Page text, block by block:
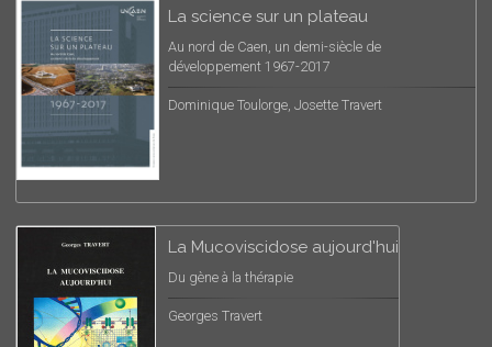
La science sur un plateau
Au nord de Caen, un demi-siècle de
développement 1967-2017
Dominique Toulorge, Josette Travert
La Mucoviscidose aujourd'hui
Du gène à la thérapie
Georges Travert